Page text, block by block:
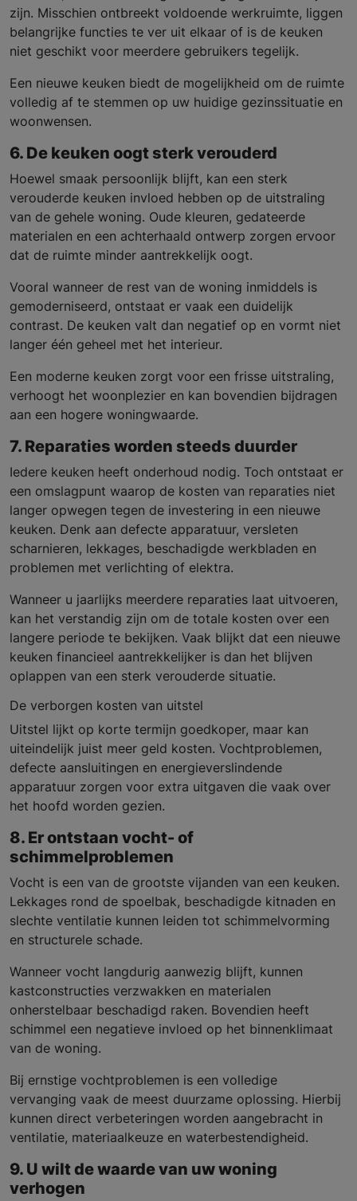
zijn. Misschien ontbreekt voldoende werkruimte, liggen
belangrijke functies te ver uit elkaar of is de keuken
niet geschikt voor meerdere gebruikers tegelijk.
Een nieuwe keuken biedt de mogelijkheid om de ruimte
volledig af te stemmen op uw huidige gezinssituatie en
woonwensen.
6. De keuken oogt sterk verouderd
Hoewel smaak persoonlijk blijft, kan een sterk
verouderde keuken invloed hebben op de uitstraling
van de gehele woning. Oude kleuren, gedateerde
materialen en een achterhaald ontwerp zorgen ervoor
dat de ruimte minder aantrekkelijk oogt.
Vooral wanneer de rest van de woning inmiddels is
gemoderniseerd, ontstaat er vaak een duidelijk
contrast. De keuken valt dan negatief op en vormt niet
langer één geheel met het interieur.
Een moderne keuken zorgt voor een frisse uitstraling,
verhoogt het woonplezier en kan bovendien bijdragen
aan een hogere woningwaarde.
7. Reparaties worden steeds duurder
Iedere keuken heeft onderhoud nodig. Toch ontstaat er
een omslagpunt waarop de kosten van reparaties niet
langer opwegen tegen de investering in een nieuwe
keuken. Denk aan defecte apparatuur, versleten
scharnieren, lekkages, beschadigde werkbladen en
problemen met verlichting of elektra.
Wanneer u jaarlijks meerdere reparaties laat uitvoeren,
kan het verstandig zijn om de totale kosten over een
langere periode te bekijken. Vaak blijkt dat een nieuwe
keuken financieel aantrekkelijker is dan het blijven
oplappen van een sterk verouderde situatie.
De verborgen kosten van uitstel
Uitstel lijkt op korte termijn goedkoper, maar kan
uiteindelijk juist meer geld kosten. Vochtproblemen,
defecte aansluitingen en energieverslindende
apparatuur zorgen voor extra uitgaven die vaak over
het hoofd worden gezien.
8. Er ontstaan vocht- of
schimmelproblemen
Vocht is een van de grootste vijanden van een keuken.
Lekkages rond de spoelbak, beschadigde kitnaden en
slechte ventilatie kunnen leiden tot schimmelvorming
en structurele schade.
Wanneer vocht langdurig aanwezig blijft, kunnen
kastconstructies verzwakken en materialen
onherstelbaar beschadigd raken. Bovendien heeft
schimmel een negatieve invloed op het binnenklimaat
van de woning.
Bij ernstige vochtproblemen is een volledige
vervanging vaak de meest duurzame oplossing. Hierbij
kunnen direct verbeteringen worden aangebracht in
ventilatie, materiaalkeuze en waterbestendigheid.
9. U wilt de waarde van uw woning
verhogen